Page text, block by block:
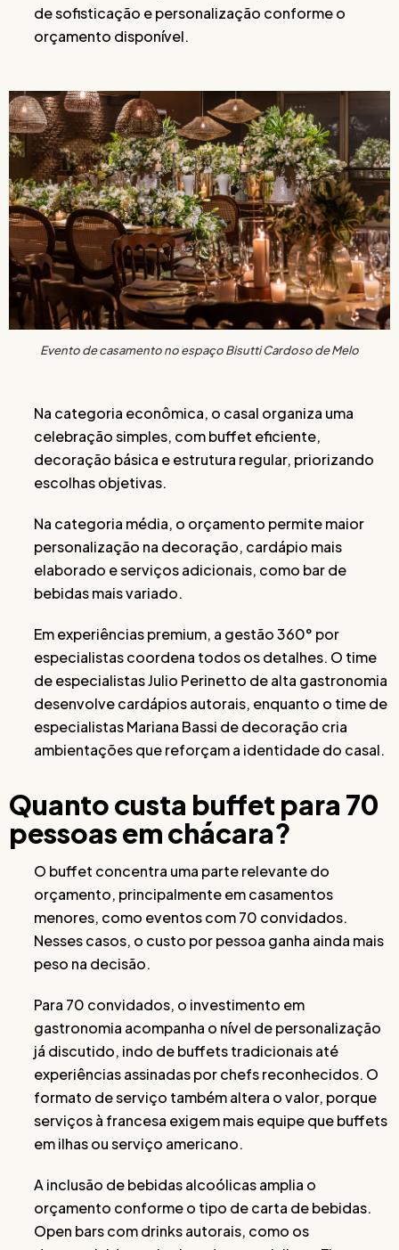
de sofisticação e personalização conforme o
orçamento disponível.
Evento de casamento no espaço Bisutti Cardoso de Melo
Na categoria econômica, o casal organiza uma
celebração simples, com buffet eficiente,
decoração básica e estrutura regular, priorizando
escolhas objetivas.
Na categoria média, o orçamento permite maior
personalização na decoração, cardápio mais
elaborado e serviços adicionais, como bar de
bebidas mais variado.
Em experiências premium, a gestão 360° por
especialistas coordena todos os detalhes. O time
de especialistas Julio Perinetto de alta gastronomia
desenvolve cardápios autorais, enquanto o time de
especialistas Mariana Bassi de decoração cria
ambientações que reforçam a identidade do casal.
Quanto custa buffet para 70
pessoas em chácara?
O buffet concentra uma parte relevante do
orçamento, principalmente em casamentos
menores, como eventos com 70 convidados.
Nesses casos, o custo por pessoa ganha ainda mais
peso na decisão.
Para 70 convidados, o investimento em
gastronomia acompanha o nível de personalização
já discutido, indo de buffets tradicionais até
experiências assinadas por chefs reconhecidos. O
formato de serviço também altera o valor, porque
serviços à francesa exigem mais equipe que buffets
em ilhas ou serviço americano.
A inclusão de bebidas alcoólicas amplia o
orçamento conforme o tipo de carta de bebidas.
Open bars com drinks autorais, como os